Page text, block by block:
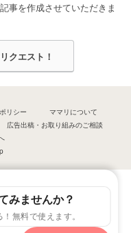
みませんか？
無料で使えます。
事を作成させていただきま
クエスト！
リシー
ママリについて
広告出稿・お取り組みのご相談